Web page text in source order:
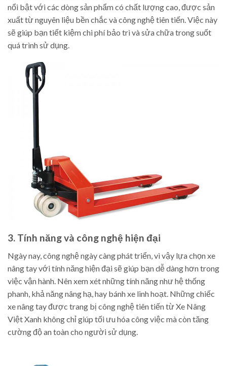
nổi bật với các dòng sản phẩm có chất lượng cao, được sản
xuất từ nguyên liệu bền chắc và công nghệ tiên tiến. Việc này
sẽ giúp bạn tiết kiệm chi phí bảo trì và sửa chữa trong suốt
quá trình sử dụng.
3. Tính năng và công nghệ hiện đại
Ngày nay, công nghệ ngày càng phát triển, vì vậy lựa chọn xe
nâng tay với tính năng hiện đại sẽ giúp bạn dễ dàng hơn trong
việc vận hành. Nên xem xét những tính năng như hệ thống
phanh, khả năng nâng hạ, hay bánh xe linh hoạt. Những chiếc
xe nâng tay được trang bị công nghệ tiên tiến từ Xe Nâng
Việt Xanh không chỉ giúp tối ưu hóa công việc mà còn tăng
cường độ an toàn cho người sử dụng.